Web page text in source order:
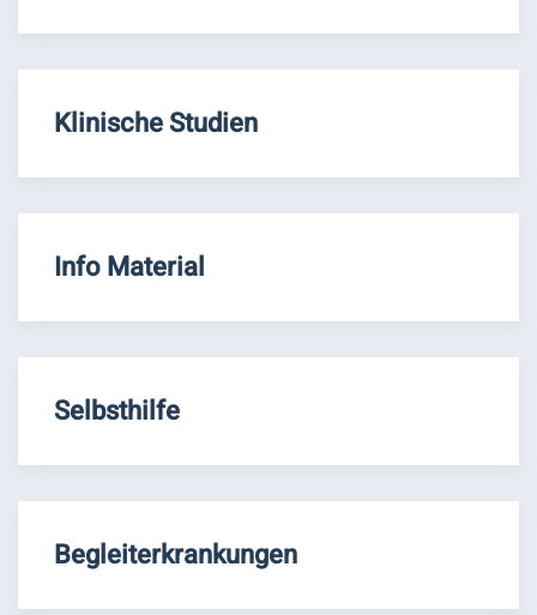
Klinische Studien
Info Material
Selbsthilfe
Begleiterkrankungen